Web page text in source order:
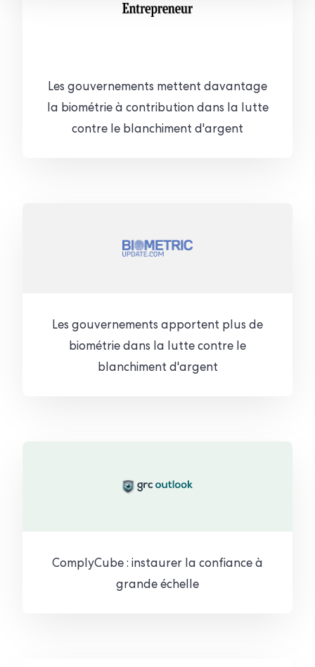
Les gouvernements mettent davantage
la biométrie à contribution dans la lutte
contre le blanchiment d'argent
Les gouvernements apportent plus de
biométrie dans la lutte contre le
blanchiment d'argent
ComplyCube : instaurer la confiance à
grande échelle